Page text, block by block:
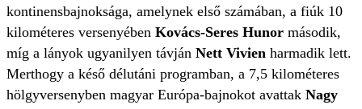
kontinensbajnoksága, amelynek első számában, a fiúk 10
kilométeres versenyében Kovács-Seres Hunor második,
míg a lányok ugyanilyen távján Nett Vivien harmadik lett.
Merthogy a késő délutáni programban, a 7,5 kilométeres
hölgyversenyben magyar Európa-bajnokot avattak Nagy